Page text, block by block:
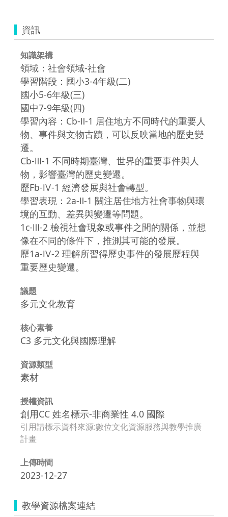
資訊
知識架構
領域：社會領域-社會
學習階段：國小3-4年級(二)
國小5-6年級(三)
國中7-9年級(四)
學習內容：Cb-Ⅱ-1 居住地方不同時代的重要人
物、事件與文物古蹟，可以反映當地的歷史變
遷。
Cb-Ⅲ-1 不同時期臺灣、世界的重要事件與人
物，影響臺灣的歷史變遷。
歷Fb-Ⅳ-1 經濟發展與社會轉型。
學習表現：2a-Ⅱ-1 關注居住地方社會事物與環
境的互動、差異與變遷等問題。
1c-Ⅲ-2 檢視社會現象或事件之間的關係，並想
像在不同的條件下，推測其可能的發展。
歷1a-Ⅳ-2 理解所習得歷史事件的發展歷程與
重要歷史變遷。
議題
多元文化教育
核心素養
C3 多元文化與國際理解
資源類型
素材
授權資訊
創用CC 姓名標示-非商業性 4.0 國際
引用請標示資料來源:數位文化資源服務與教學推廣
計畫
上傳時間
2023-12-27
教學資源檔案連結